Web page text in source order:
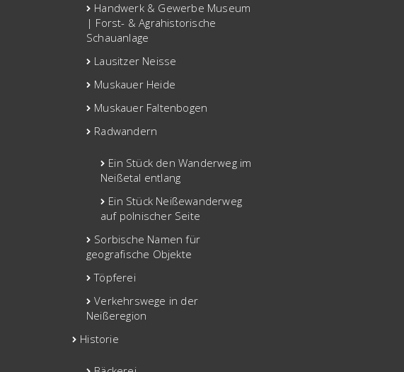
Handwerk & Gewerbe Museum
| Forst- & Agrahistorische
Schauanlage
Lausitzer Neisse
Muskauer Heide
Muskauer Faltenbogen
Radwandern
Ein Stück den Wanderweg im
Neißetal entlang
Ein Stück Neißewanderweg
auf polnischer Seite
Sorbische Namen für
geografische Objekte
Töpferei
Verkehrswege in der
Neißeregion
Historie